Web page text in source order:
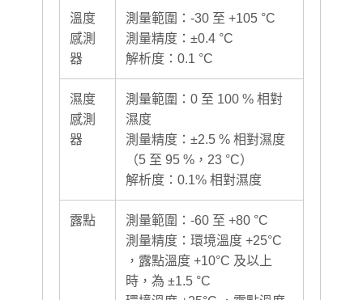
溫度
感測
器
測量範圍：-30 至 +105 °C
測量精度：±0.4 °C
解析度：0.1 °C
濕度
感測
器
測量範圍：0 至 100 % 相對
濕度
測量精度：±2.5 % 相對濕度
（5 至 95 %，23 °C）
解析度：0.1% 相對濕度
露點
測量範圍：-60 至 +80 °C
測量精度：環境溫度 +25°C
，露點溫度 +10°C 及以上
時，為 ±1.5 °C